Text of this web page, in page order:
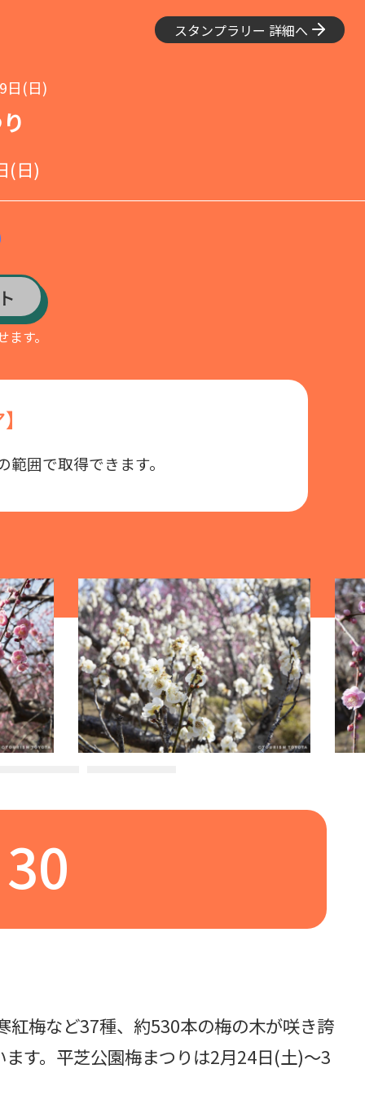
スタンプラリー 詳細へ
日(日)
(日)
す。
範囲で取得できます。
30
梅など37種、約530本の梅の木が咲き誇
す。平芝公園梅まつりは2月24日(土)～3